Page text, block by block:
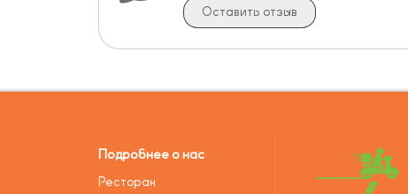
Оставить отзыв
Подробнее о нас
Ресторан